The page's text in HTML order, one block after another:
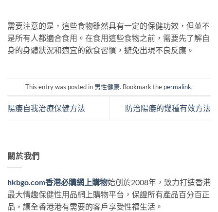
需要注意的是，這些食物雖然具有一定的保健功效，但並不
是所有人都適合食用。在食用這些食物之前，需要先了解自
身的身體狀況和適宜的飲食習慣，避免出現不良反應。
This entry was posted in 男性健康. Bookmark the permalink.
陽痿自我治療保健方法 防治陽痿的幾種有效方法
關於我們
hkbgo.com香港必購網上購物始創於2008年，致力打造香港
最大情趣保健性用品網上購物平台，保證所有產品百分百正
品，讓全香港港有需要的客戶享受性福生活。